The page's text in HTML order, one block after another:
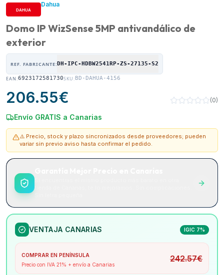
Dahua
Domo IP WizSense 5MP antivandálico de
exterior
REF. FABRICANTE:DH-IPC-HDBW2541RP-ZS-27135-S2
EAN:6923172581730SKU:BD-DAHUA-4156
206.55€ (0)
Envío GRATIS a Canarias
⚠️ Precio, stock y plazo sincronizados desde proveedores; pueden
variar sin previo aviso hasta confirmar el pedido.
VENTAJA CANARIAS IGIC 7%
COMPRAR EN PENÍNSULA
Precio con IVA 21% + envío a Canarias
242.57€